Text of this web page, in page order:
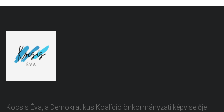
Kocsis Éva, a Demokratikus Koalíció önkormányzati képviselője